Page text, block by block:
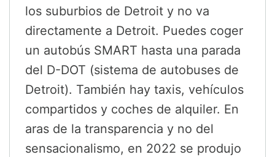
los suburbios de Detroit y no va
directamente a Detroit. Puedes coger
un autobús SMART hasta una parada
del D-DOT (sistema de autobuses de
Detroit). También hay taxis, vehículos
compartidos y coches de alquiler. En
aras de la transparencia y no del
sensacionalismo, en 2022 se produjo